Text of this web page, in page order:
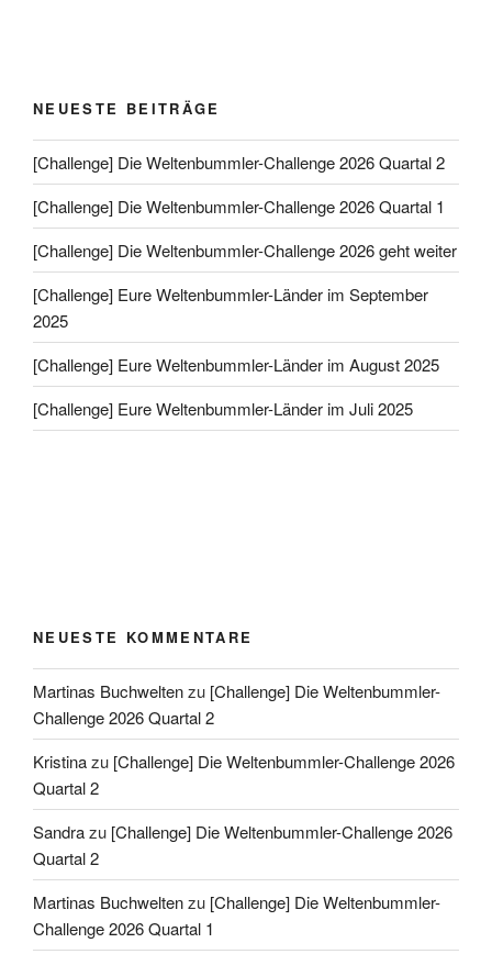
NEUESTE BEITRÄGE
[Challenge] Die Weltenbummler-Challenge 2026 Quartal 2
[Challenge] Die Weltenbummler-Challenge 2026 Quartal 1
[Challenge] Die Weltenbummler-Challenge 2026 geht weiter
[Challenge] Eure Weltenbummler-Länder im September
2025
[Challenge] Eure Weltenbummler-Länder im August 2025
[Challenge] Eure Weltenbummler-Länder im Juli 2025
NEUESTE KOMMENTARE
Martinas Buchweltenzu [Challenge] Die Weltenbummler-
Challenge 2026 Quartal 2
Kristinazu [Challenge] Die Weltenbummler-Challenge 2026
Quartal 2
Sandrazu [Challenge] Die Weltenbummler-Challenge 2026
Quartal 2
Martinas Buchweltenzu [Challenge] Die Weltenbummler-
Challenge 2026 Quartal 1